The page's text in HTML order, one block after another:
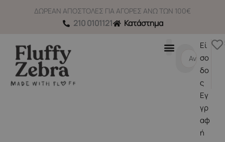
ΔΩΡΕΑΝ ΑΠΟΣΤΟΛΕΣ ΓΙΑ ΑΓΟΡΕΣ ΑΝΩ ΤΩΝ 100€
210 0101121 Κατάστημα
Search
Εί
σο
δο
ς
Εγ
γρ
αφ
ή